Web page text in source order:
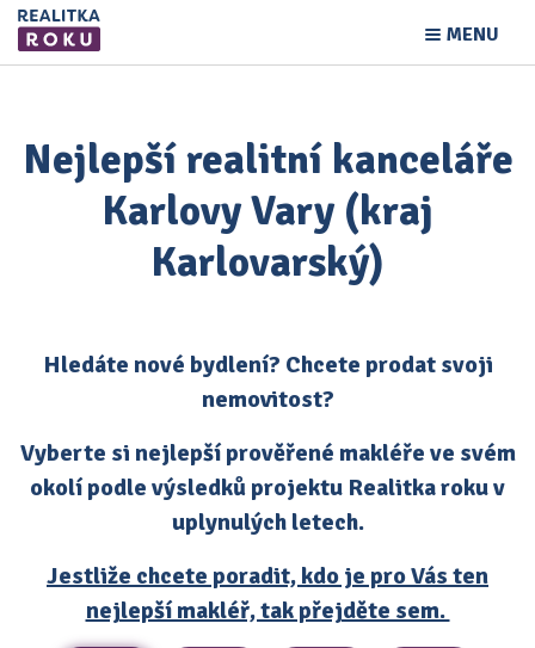
MENU
Nejlepší realitní kanceláře
Karlovy Vary (kraj
Karlovarský)
Hledáte nové bydlení? Chcete prodat svoji
nemovitost?
Vyberte si nejlepší prověřené makléře ve svém
okolí podle výsledků projektu Realitka roku v
uplynulých letech.
Jestliže chcete poradit, kdo je pro Vás ten
nejlepší makléř, tak přejděte sem.